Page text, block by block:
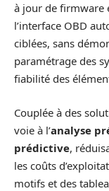
à jour de firmware
l’interface OBD
ciblées, sans
paramétrage des
fiabilité des
Couplée à des
voie à l’analyse
prédictive,
les coûts
motifs et des